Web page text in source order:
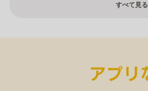
すべて見る